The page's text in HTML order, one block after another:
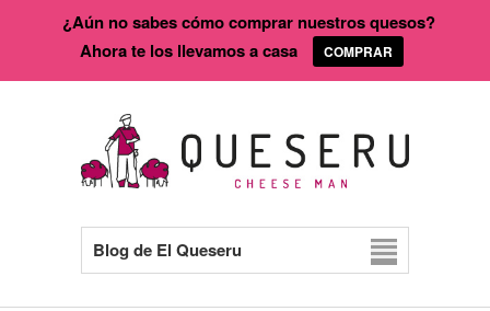
Blog de El Queseru
¿Aún no sabes cómo comprar nuestros quesos?
Ahora te los llevamos a casa
COMPRAR